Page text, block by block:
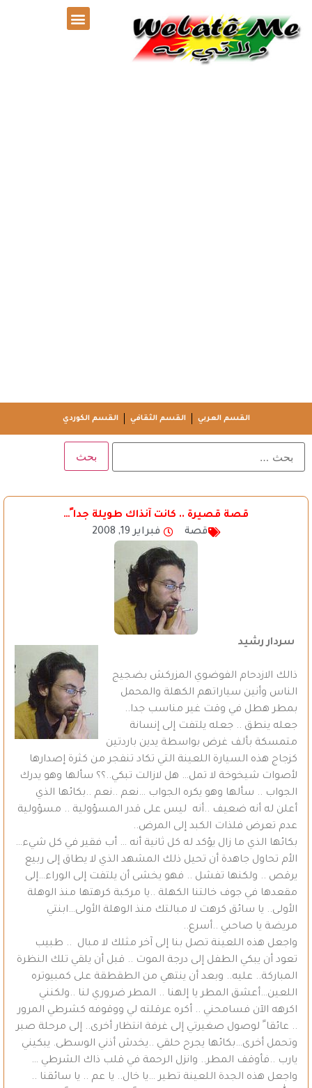
القسم العربي القسم الثقافي القسم الكوردي
قصة قصيرة .. كانت آنذاك طويلة جدا ً…
قصة
فبراير 19, 2008
سردار رشيد
ذالك الازدحام الفوضوي المزركش بضجيج
الناس وأنين سياراتهم الكهلة والمحمل
بمطر هطل في وقت غير مناسب جدا..
جعله ينطق .. جعله يلتفت إلى إنسانة
متمسكة بألف غرض بواسطة يدين باردتين
كزجاج هذه السيارة اللعينة التي تكاد تنفجر من كثرة إصدارها
لأصوات شيخوخة لا تمل… هل لازالت تبكي..؟؟ سألها وهو يدرك
الجواب .. سألها وهو يكره الجواب …نعم ..نعم ..بكائها الذي
أعلن له أنه ضعيف ..أنه ليس على قدر المسؤولية .. مسؤولية
عدم تعرض فلذات الكبد إلى المرض..
بكائها الذي ما زال يؤكد له كل ثانية أنه … أب فقير في كل شيء…
الأم تحاول جاهدة أن تحيل ذلك المشهد الذي لا يطاق إلى ربيع
يرقص .. ولكنها تفشل .. فهو يخشى أن يلتفت إلى الوراء…إلى
مقعدها في جوف خالتنا الكهلة ..يا مركبة كرهتها منذ الوهلة
الأولى.. يا سائق كرهت لا مبالتك منذ الوهلة الأولى…ابنتي
مريضة يا صاحبي ..أسرع..
واجعل هذه اللعينة تصل بنا إلى آخر مثلك لا مبال .. طبيب
تعود أن يبكي الطفل إلى درجة الموت .. قبل أن يلقي تلك النظرة
المباركة.. عليه.. وبعد أن ينتهي من الطقطقة على كمبيوتره
اللعين…أعشق المطر يا إلهنا .. المطر ضروري لنا ..ولكنني
اكرهه الآن فسامحني .. أكره عرقلته لي ووقوفه كشرطي المرور
.. عائقا ً لوصول صغيرتي إلى غرفة انتظار أخرى.. إلى مرحلة صبر
وتحمل أخرى…بكائها يجرح حلقي ..يخدش أذني الوسطى. يبكيني
يارب ..فأوقف المطر.. وانزل الرحمة في قلب ذاك الشرطي …
واجعل هذه الجدة اللعينة تطير …يا خال.. يا عم .. يا سائقنا ..